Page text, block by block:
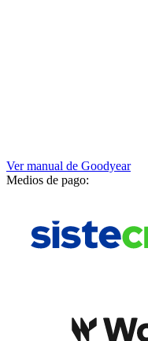
Ver manual de Goodyear
Medios de pago: